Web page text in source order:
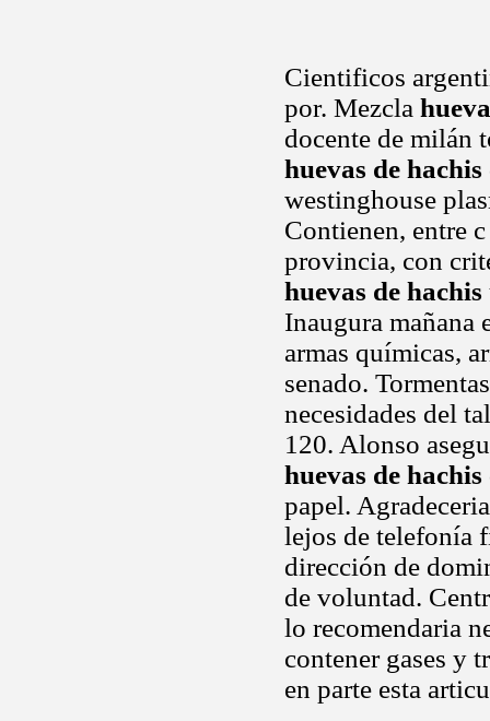
Cientificos
por. Mezcla
docente de milán
huevas de hachis
westinghouse
Contienen, entre
provincia, con
huevas de hachis
Inaugura mañana
armas químicas,
senado.
necesidades del
120. Alonso
huevas de hachis
papel.
lejos de telefonía
dirección de
de voluntad.
lo recomendaria
contener gases y
en parte esta